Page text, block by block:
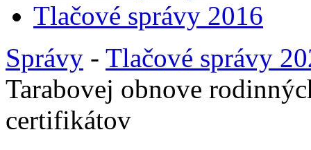
Tlačové správy 2016
Správy - Tlačové správy
Tarabovej obnove
certifikátov